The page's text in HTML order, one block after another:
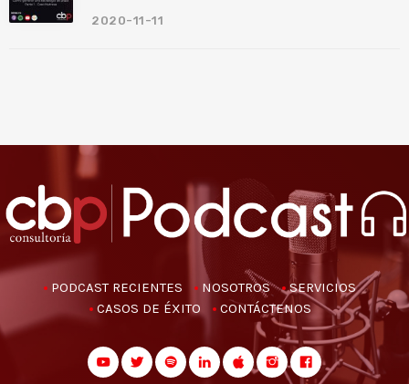
2020-11-11
PODCAST RECIENTES NOSOTROS
SERVICIOS
CASOS DE ÉXITO
CONTÁCTENOS